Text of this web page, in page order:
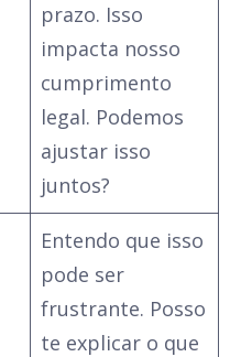
prazo. Isso
impacta nosso
cumprimento
legal. Podemos
ajustar isso
juntos?
Entendo que isso
pode ser
frustrante. Posso
te explicar o que